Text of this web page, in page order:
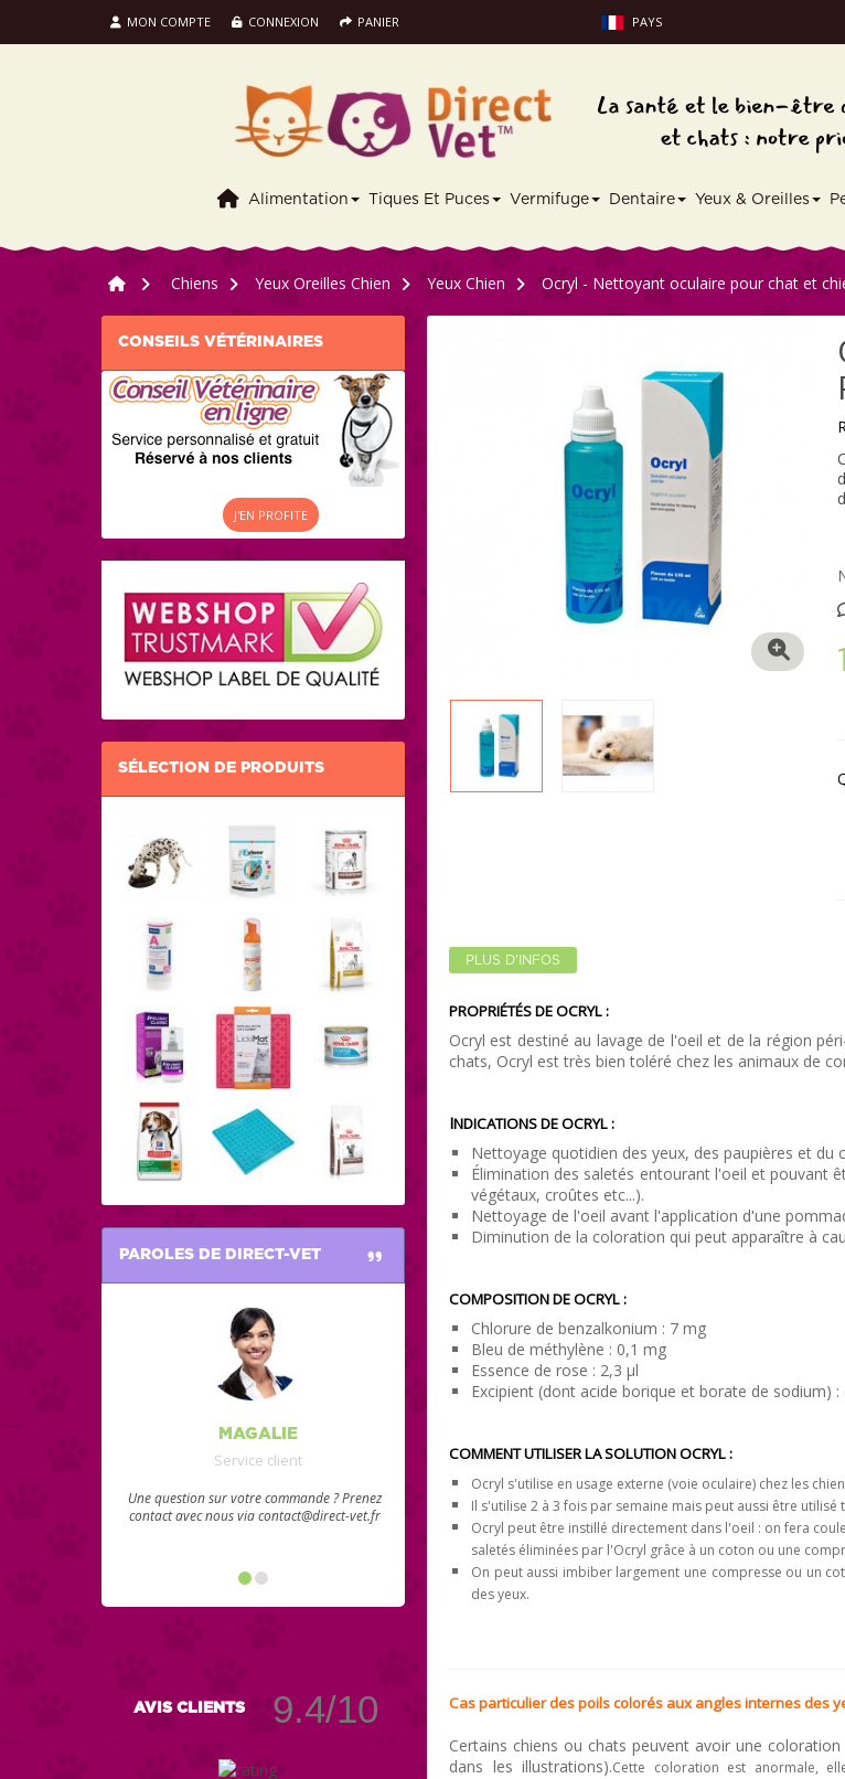
MON COMPTE CONNEXION PANIER PAYS
Alimentation Tiques Et Puces Vermifuge Dentaire Yeux & Oreilles
> Chiens > Yeux Oreilles Chien > Yeux Chien > Ocryl - Nettoyant oculaire pour chat et
CONSEILS VÉTÉRINAIRES
J'EN PROFITE
SÉLECTION DE PRODUITS
PAROLES DE DIRECT-VET
MAGALIE
Service client
Une question sur votre commande ? Prenez
contact avec nous via contact@direct-vet.fr
AVIS CLIENTS 9.4/10
PLUS D'INFOS
PROPRIÉTÉS DE OCRYL :
Ocryl est destiné au lavage de l'oeil et de la région
chats, Ocryl est très bien toléré chez les animaux de
INDICATIONS DE OCRYL :
Nettoyage quotidien des yeux, des paupières et du
Élimination des saletés entourant l'oeil et pouvant
végétaux, croûtes etc...).
Nettoyage de l'oeil avant l'application d'une
Diminution de la coloration qui peut apparaître à
COMPOSITION DE OCRYL :
Chlorure de benzalkonium : 7 mg
Bleu de méthylène : 0,1 mg
Essence de rose : 2,3 µl
Excipient (dont acide borique et borate de sodium) :
COMMENT UTILISER LA SOLUTION OCRYL :
Ocryl s'utilise en usage externe (voie oculaire) chez les
Il s'utilise 2 à 3 fois par semaine mais peut aussi être
Ocryl peut être instillé directement dans l'oeil : on fera
saletés éliminées par l'Ocryl grâce à un coton ou une
On peut aussi imbiber largement une compresse ou un
des yeux.
Cas particulier des poils colorés aux angles internes des
Certains chiens ou chats peuvent avoir une
dans les illustrations).Cette coloration est anormale,